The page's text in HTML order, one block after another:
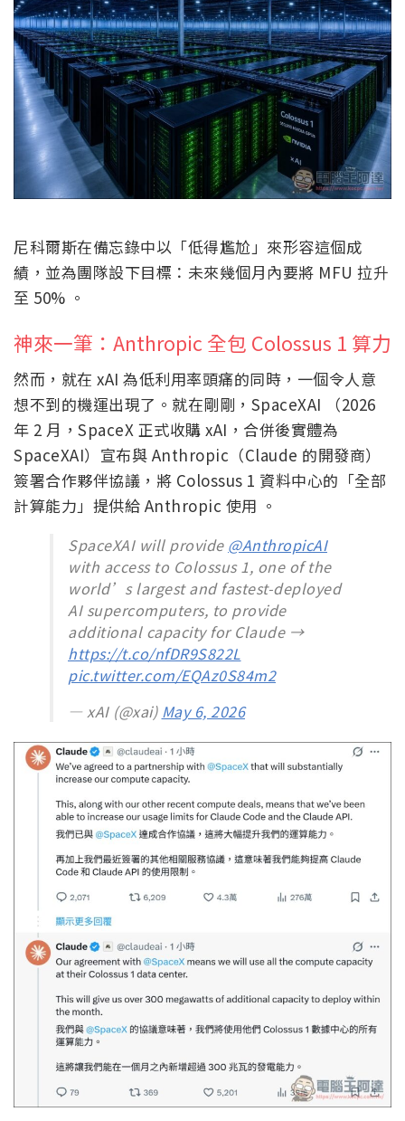
尼科爾斯在備忘錄中以「低得尷尬」來形容這個成
績，並為團隊設下目標：未來幾個月內要將 MFU 拉升
至 50% 。
神來一筆：Anthropic 全包 Colossus 1 算力
然而，就在 xAI 為低利用率頭痛的同時，一個令人意
想不到的機運出現了。就在剛剛，SpaceXAI （2026
年 2 月，SpaceX 正式收購 xAI，合併後實體為
SpaceXAI）宣布與 Anthropic（Claude 的開發商）
簽署合作夥伴協議，將 Colossus 1 資料中心的「全部
計算能力」提供給 Anthropic 使用 。
SpaceXAI will provide @AnthropicAI
with access to Colossus 1, one of the
world’s largest and fastest-deployed
AI supercomputers, to provide
additional capacity for Claude →
https://t.co/nfDR9S822L
pic.twitter.com/EQAz0S84m2
— xAI (@xai) May 6, 2026